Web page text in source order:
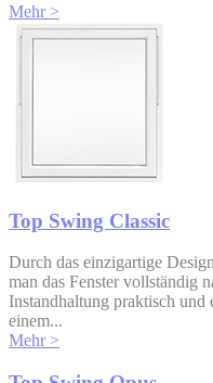
Mehr >
Top Swing Classic
Durch das einzigartige
man das Fenster vollständig
Instandhaltung praktisch und
einem...
Mehr >